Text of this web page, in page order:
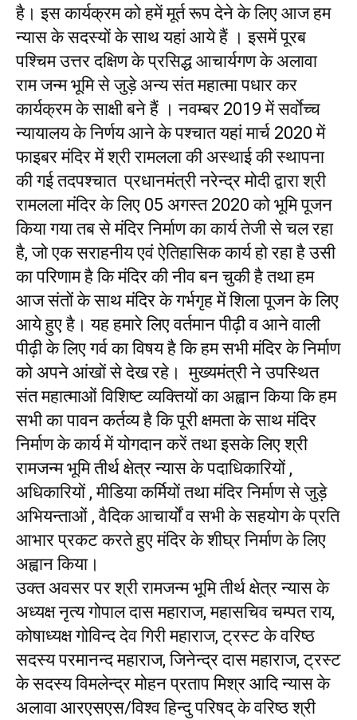
है। इस कार्यक्रम को हमें मूर्त रूप देने के लिए आज हम
न्यास के सदस्यों के साथ यहां आये हैं । इसमें पूरब
पश्चिम उत्तर दक्षिण के प्रसिद्ध आचार्यगण के अलावा
राम जन्म भूमि से जुड़े अन्य संत महात्मा पधार कर
कार्यक्रम के साक्षी बने हैं । नवम्बर 2019 में सर्वाेच्च
न्यायालय के निर्णय आने के पश्चात यहां मार्च 2020 में
फाइबर मंदिर में श्री रामलला की अस्थाई की स्थापना
की गई तदपश्चात प्रधानमंत्री नरेन्द्र मोदी द्वारा श्री
रामलला मंदिर के लिए 05 अगस्त 2020 को भूमि पूजन
किया गया तब से मंदिर निर्माण का कार्य तेजी से चल रहा
है, जो एक सराहनीय एवं ऐतिहासिक कार्य हो रहा है उसी
का परिणाम है कि मंदिर की नीव बन चुकी है तथा हम
आज संतों के साथ मंदिर के गर्भगृह में शिला पूजन के लिए
आये हुए है। यह हमारे लिए वर्तमान पीढ़ी व आने वाली
पीढ़ी के लिए गर्व का विषय है कि हम सभी मंदिर के निर्माण
को अपने आंखों से देख रहे। मुख्यमंत्री ने उपस्थित
संत महात्माओं विशिष्ट व्यक्तियों का अह्वान किया कि हम
सभी का पावन कर्तव्य है कि पूरी क्षमता के साथ मंदिर
निर्माण के कार्य में योगदान करें तथा इसके लिए श्री
रामजन्म भूमि तीर्थ क्षेत्र न्यास के पदाधिकारियों ,
अधिकारियों , मीडिया कर्मियों तथा मंदिर निर्माण से जुड़े
अभियन्ताओं , वैदिक आचार्यों व सभी के सहयोग के प्रति
आभार प्रकट करते हुए मंदिर के शीघ्र निर्माण के लिए
अह्वान किया।
उक्त अवसर पर श्री रामजन्म भूमि तीर्थ क्षेत्र न्यास के
अध्यक्ष नृत्य गोपाल दास महाराज, महासचिव चम्पत राय,
कोषाध्यक्ष गोविन्द देव गिरी महाराज, ट्रस्ट के वरिष्ठ
सदस्य परमानन्द महाराज, जिनेन्द्र दास महाराज, ट्रस्ट
के सदस्य विमलेन्द्र मोहन प्रताप मिश्र आदि न्यास के
अलावा आरएसएस/विश्व हिन्दु परिषद् के वरिष्ठ श्री